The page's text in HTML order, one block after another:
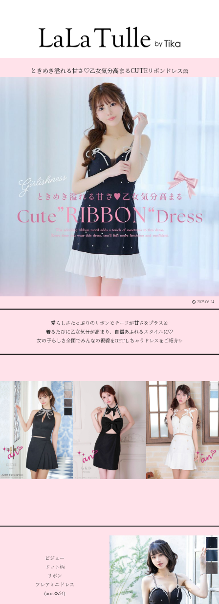
ときめき溢れる甘さ♡乙女気分高まるCUTEリボンドレス🎀
2025.06.24
愛らしさたっぷりのリボンモチーフが甘さをプラス🎀
着るたびに乙女気分が高まり、自信あふれるスタイルに♡
女の子らしさ全開でみんなの視線をGETしちゃうドレスをご紹介✨
ビジュー
ドット柄
リボン
フレアミニドレス
(aoc3864)